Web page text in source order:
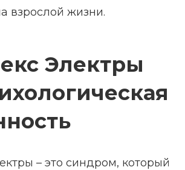
взрослой жизни.
Электры
– это синдром, который